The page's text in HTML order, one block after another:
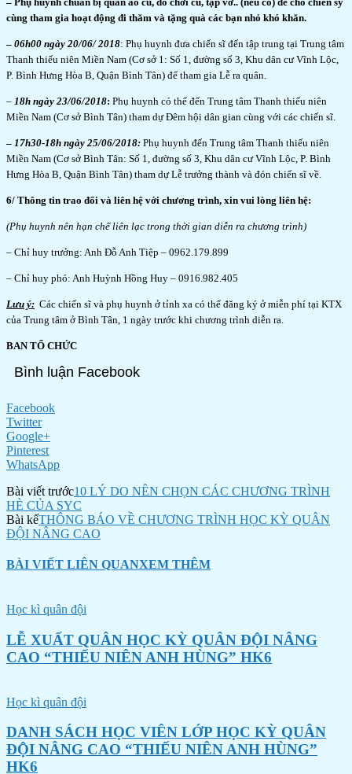
cùng tham gia hoạt động đi thăm và tặng quà các bạn nhỏ khó khăn.
– 06h00 ngày 20/06/ 2018: Phụ huynh đưa chiến sĩ đến tập trung tại Trung tâm
Thanh thiếu niên Miền Nam (Cơ sở 1: Số 1, đường số 3, Khu dân cư Vĩnh Lộc,
P. Bình Hưng Hòa B, Quận Bình Tân) để tham gia Lễ ra quân.
– 18h ngày 23/06/2018: Phụ huynh có thể đến Trung tâm Thanh thiếu niên
Miền Nam (Cơ sở Bình Tân) tham dự Đêm hội dân gian cùng với các chiến sĩ.
– 17h30-18h ngày 25/06/2018: Phụ huynh đến Trung tâm Thanh thiếu niên
Miền Nam (Cơ sở Bình Tân: Số 1, đường số 3, Khu dân cư Vĩnh Lộc, P. Bình
Hưng Hòa B, Quận Bình Tân) tham dự Lễ trưởng thành và đón chiến sĩ về.
6/ Thông tin trao đổi và liên hệ với chương trình, xin vui lòng liên hệ:
(Phụ huynh nên hạn chế liên lạc trong thời gian diễn ra chương trình)
– Chỉ huy trưởng: Anh Đỗ Anh Tiệp – 0962.179.899
– Chỉ huy phó: Anh Huỳnh Hồng Huy – 0916.982.405
Lưu ý: Các chiến sĩ và phụ huynh ở tỉnh xa có thể đăng ký ở miễn phí tại KTX
của Trung tâm ở Bình Tân, 1 ngày trước khi chương trình diễn ra.
BAN TỔ CHỨC
Bình luận Facebook
Facebook
Twitter
Google+
Pinterest
WhatsApp
Bài viết trước10 LÝ DO NÊN CHỌN CÁC CHƯƠNG TRÌNH
HÈ CỦA SYC
Bài kếTHÔNG BÁO VỀ CHƯƠNG TRÌNH HỌC KỲ QUÂN
ĐỘI NÂNG CAO
BÀI VIẾT LIÊN QUANXEM THÊM
Học kì quân đội
LỄ XUẤT QUÂN HỌC KỲ QUÂN ĐỘI NÂNG
CAO “THIẾU NIÊN ANH HÙNG” HK6
Học kì quân đội
DANH SÁCH HỌC VIÊN LỚP HỌC KỲ QUÂN
ĐỘI NÂNG CAO “THIẾU NIÊN ANH HÙNG”
HK6